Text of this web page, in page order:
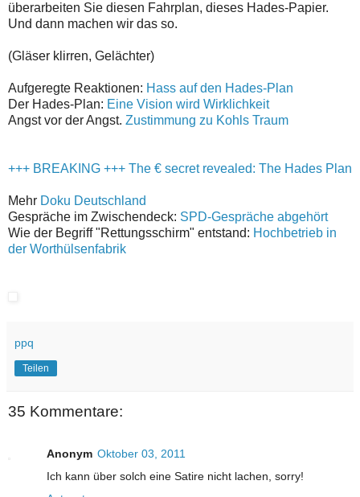
überarbeiten Sie diesen Fahrplan, dieses Hades-Papier.
Und dann machen wir das so.
(Gläser klirren, Gelächter)
Aufgeregte Reaktionen: Hass auf den Hades-Plan
Der Hades-Plan: Eine Vision wird Wirklichkeit
Angst vor der Angst. Zustimmung zu Kohls Traum
+++ BREAKING +++ The € secret revealed: The Hades Plan
Mehr Doku Deutschland
Gespräche im Zwischendeck: SPD-Gespräche abgehört
Wie der Begriff "Rettungsschirm" entstand: Hochbetrieb in
der Worthülsenfabrik
ppq
Teilen
35 Kommentare:
Anonym Oktober 03, 2011
Ich kann über solch eine Satire nicht lachen, sorry!